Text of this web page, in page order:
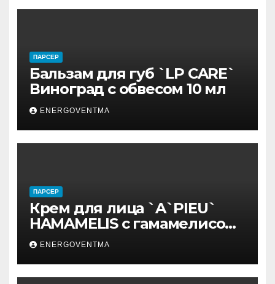
ПАРСЕР
Бальзам для губ `LP CARE`
Виноград с обвесом 10 мл
ENERGOVENTMA
ПАРСЕР
Крем для лица `A`PIEU`
HAMAMELIS с гамамелисом
50 мл
ENERGOVENTMA